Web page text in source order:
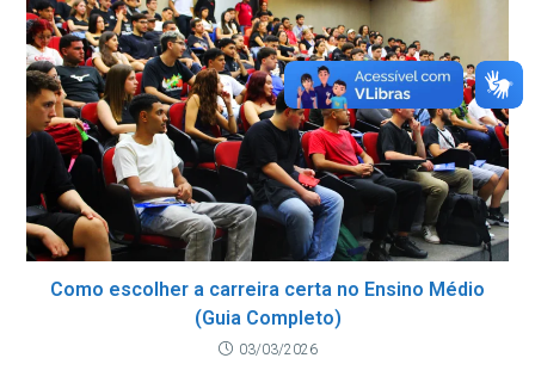
Como escolher a carreira certa no Ensino Médio
(Guia Completo)
03/03/2026